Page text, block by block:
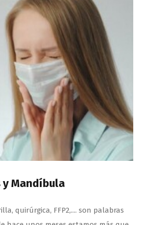
Mandíbula
quirúrgica, FFP2,.... son palabras